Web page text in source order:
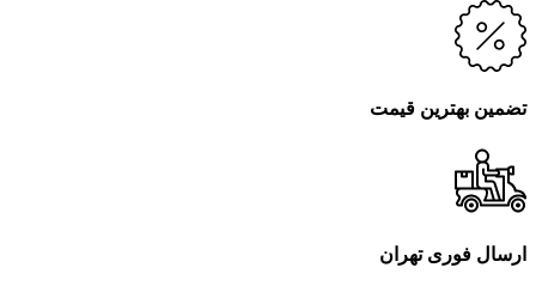
تضمین بهترین قیمت
ارسال فوری تهران